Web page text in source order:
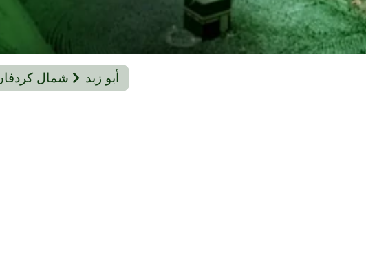
شمال أبو زبد